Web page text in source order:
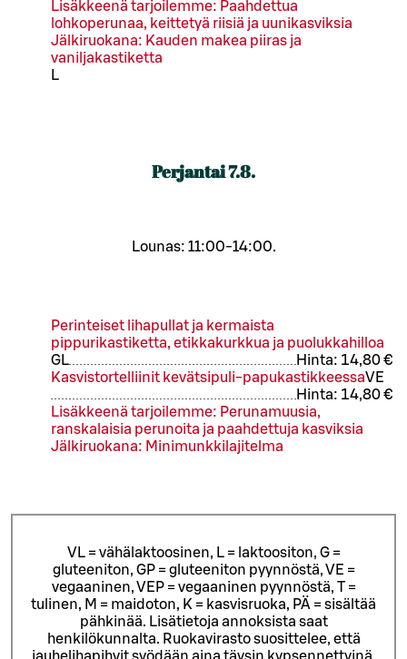
Lisäkkeenä tarjoilemme: Paahdettua
lohkoperunaa, keittetyä riisiä ja uunikasviksia
Jälkiruokana: Kauden makea piiras ja
vaniljakastiketta
L
Perjantai7.8.
Lounas: 11:00-14:00.
Perinteiset lihapullat ja kermaista
pippurikastiketta, etikkakurkkua ja puolukkahilloa
GL Hinta: 14,80 €
Kasvistortelliinit kevätsipuli-papukastikkeessaVE
Hinta: 14,80 €
Lisäkkeenä tarjoilemme: Perunamuusia,
ranskalaisia perunoita ja paahdettuja kasviksia
Jälkiruokana: Minimunkkilajitelma
VL = vähälaktoosinen, L = laktoositon, G =
gluteeniton, GP = gluteeniton pyynnöstä, VE =
vegaaninen, VEP = vegaaninen pyynnöstä, T =
tulinen, M = maidoton, K = kasvisruoka, PÄ = sisältää
pähkinää. Lisätietoja annoksista saat
henkilökunnalta. Ruokavirasto suosittelee, että
jauhelihapihvit syödään aina täysin kypsennettyinä.